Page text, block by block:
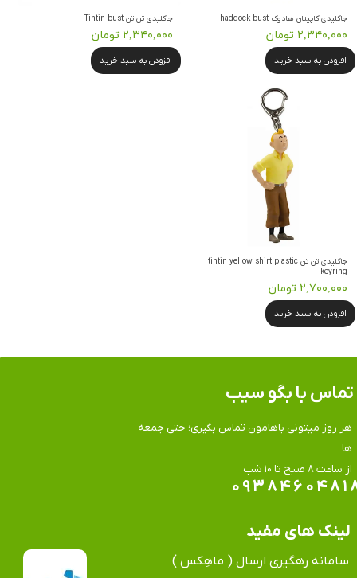
جاکلیدی کاپیتان هادوک haddock bust
۲,۳۴۰,۰۰۰ تومان
افزودن به سبد خرید
جاکلیدی تن تن Tintin bust
۲,۳۴۰,۰۰۰ تومان
افزودن به سبد خرید
جاکلیدی تن تن tintin yellow shirt plastic
keyring
۲,۷۰۰,۰۰۰ تومان
افزودن به سبد خرید
هر روز میتونی باهامون تماس بگیری؛ حتی جمعه
ها
​​​​​​​از ساعت ۸ صبح تا ۱۰ شب
تماس​​​​​​​ با بگو سیب
لینک های مفید
سامانه رهگیری ارسال ( ماهِکس )